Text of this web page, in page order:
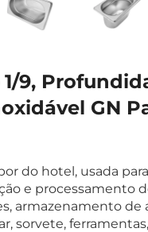
9,
GN
do hotel, usada
e processamento
armazenamento de
sorvete,